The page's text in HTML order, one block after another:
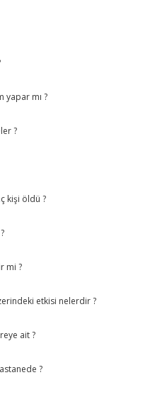
yapar mı ?
?
kişi öldü ?
mi ?
etkisi nelerdir ?
ait ?
?